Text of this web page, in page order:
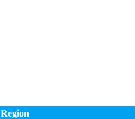
Region